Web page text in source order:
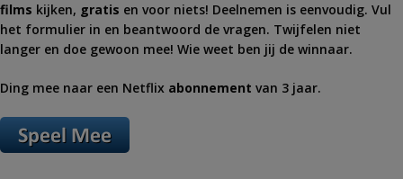
films kijken, gratis en voor niets! Deelnemen is eenvoudig. Vul
het formulier in en beantwoord de vragen. Twijfelen niet
langer en doe gewoon mee! Wie weet ben jij de winnaar.
Ding mee naar een Netflix abonnement van 3 jaar.